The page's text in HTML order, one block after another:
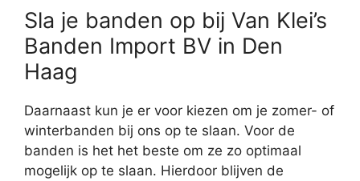
Sla je banden op bij Van Klei’s
Banden Import BV in Den
Haag
Daarnaast kun je er voor kiezen om je zomer- of
winterbanden bij ons op te slaan. Voor de
banden is het het beste om ze zo optimaal
mogelijk op te slaan. Hierdoor blijven de